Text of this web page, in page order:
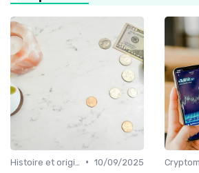
• 10/09/2025